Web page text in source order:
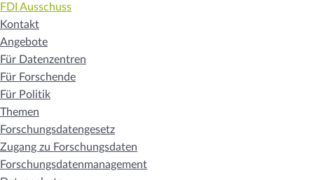
FDI Ausschuss
Kontakt
Angebote
Für Datenzentren
Für Forschende
Für Politik
Themen
Forschungsdatengesetz
Zugang zu Forschungsdaten
Forschungsdatenmanagement